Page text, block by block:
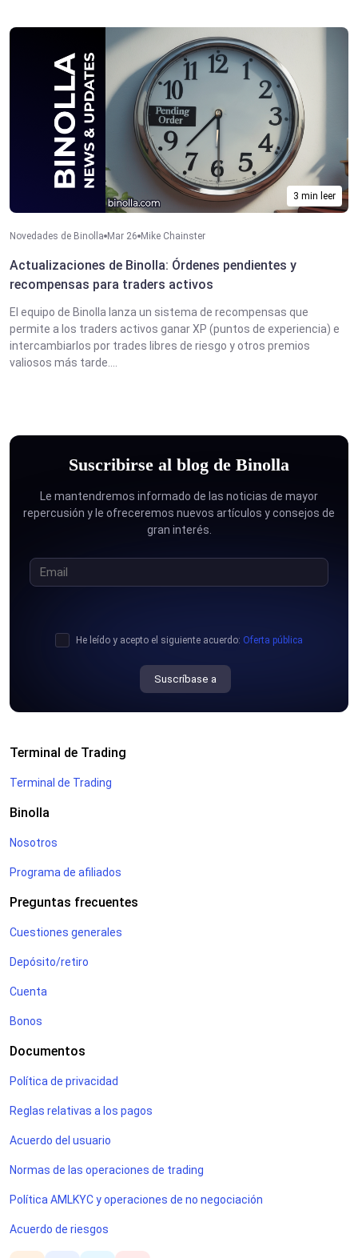
3 min leer
Novedades de Binolla Mar 26 Mike Chainster
Actualizaciones de Binolla: Órdenes pendientes y
recompensas para traders activos
El equipo de Binolla lanza un sistema de recompensas que
permite a los traders activos ganar XP (puntos de experiencia) e
intercambiarlos por trades libres de riesgo y otros premios
valiosos más tarde....
Suscribirse al blog de Binolla
Le mantendremos informado de las noticias de mayor
repercusión y le ofreceremos nuevos artículos y consejos de
gran interés.
Suscríbase a
He leído y acepto el siguiente acuerdo: Oferta pública
Terminal de Trading
Terminal de Trading
Binolla
Nosotros
Programa de afiliados
Preguntas frecuentes
Cuestiones generales
Depósito/retiro
Cuenta
Bonos
Documentos
Política de privacidad
Reglas relativas a los pagos
Acuerdo del usuario
Normas de las operaciones de trading
Política AMLKYC y operaciones de no negociación
Acuerdo de riesgos